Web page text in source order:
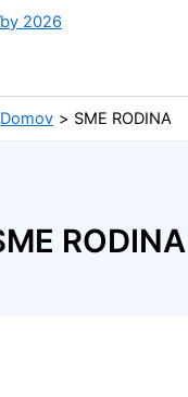
Domov SME RODINA
RODINA